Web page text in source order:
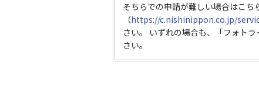
そちらでの申請が難しい場合はこち
（https://c.nishinippon.co.jp/
さい。 いずれの場合も、「フォト
さい。